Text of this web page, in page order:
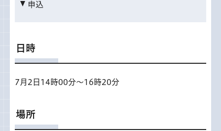
申込
日時
7月2日14時00分～16時20分
場所